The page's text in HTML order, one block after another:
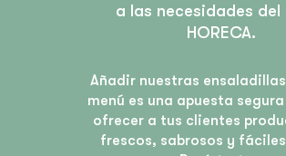
a las necesidades del
HORECA.
Añadir nuestras
menú es una apuesta
ofrecer a tus clientes
frescos, sabrosos y